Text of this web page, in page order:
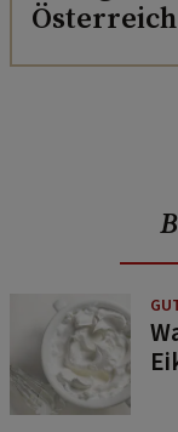
Österreich